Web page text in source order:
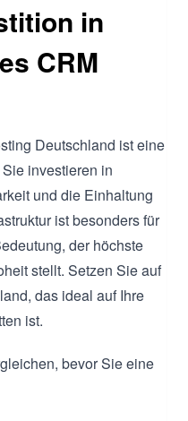
in
CRM
Deutschland ist eine
investieren in
und die Einhaltung
ist besonders für
der höchste
stellt. Setzen Sie auf
das ideal auf Ihre
ist.
bevor Sie eine